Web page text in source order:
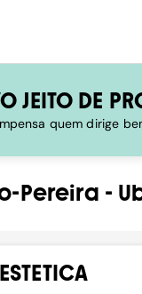
JEITO DE
quem dirige
Pereira -